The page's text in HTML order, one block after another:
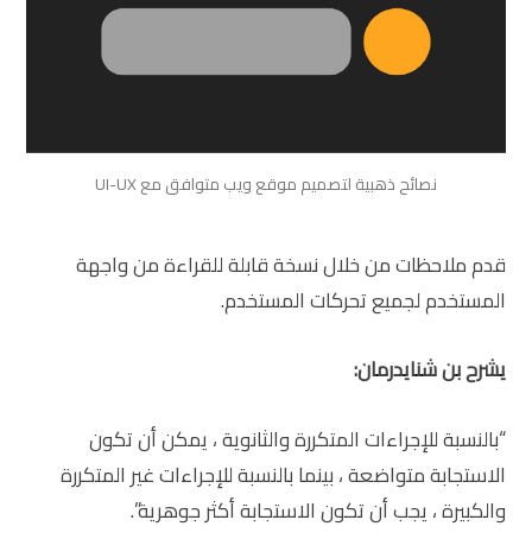
نصائح ذهبية لتصميم موقع ويب متوافق مع UI-UX
قدم ملاحظات من خلال نسخة قابلة للقراءة من واجهة
المستخدم لجميع تحركات المستخدم.
يشرح بن شنايدرمان:
“بالنسبة للإجراءات المتكررة والثانوية ، يمكن أن تكون
الاستجابة متواضعة ، بينما بالنسبة للإجراءات غير المتكررة
والكبيرة ، يجب أن تكون الاستجابة أكثر جوهرية”.